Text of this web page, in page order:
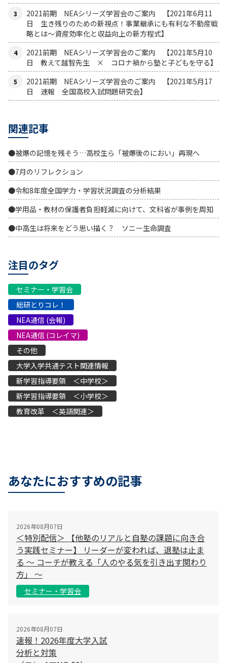
2021前期 NEAシリーズ学習会のご案内 【2021年6月11
日 生き残りのための新視点！事業継承にも有利な不動産戦
略とは〜資産効率化と収益向上の新方程式】
2021前期 NEAシリーズ学習会のご案内 【2021年5月10
日 教えて越智先生 × コロナ禍から塾と子どもを守る】
2021前期 NEAシリーズ学習会のご案内 【2021年5月17
日 速報 全国高校入試問題研究会】
関連記事
●被爆の記憶を残そう…高校生ら「被爆後のにおい」再現へ
●7月のリフレクション
●令和8年度全国学力・学習状況調査の分析結果
●学用品・教材の保護者負担軽減に向けて、文科省が事例を周知
●中高生は将来をどう思い描く？ ソニー生命調査
注目のタグ
セミナー・学習会
総研とりコレ！
NEA通信 (会報)
NEA通信 (コレイマ)
その他
大学入学共通テスト関連情報
新学習指導要領 ＜中学校＞
新学習指導要領 ＜小学校＞
教育改革 ＜英語関連＞
あなたにおすすめの記事
2026年08月07日
＜特別配信＞ 【他塾のリアルと自塾の課題に向き合
う実践セミナー】 リーダーが変われば、退塾は止ま
る 〜 コーチが教える「人のやる気を引き出す関わり
方」 〜
セミナー・学習会
2026年08月07日
速報！2026年度大学入試
分析と対策